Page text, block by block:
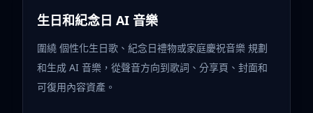
生日和紀念日 AI 音樂
圍繞 個性化生日歌、紀念日禮物或家庭慶祝音樂 規劃
和生成 AI 音樂，從聲音方向到歌詞、分享頁、封面和
可復用內容資產。